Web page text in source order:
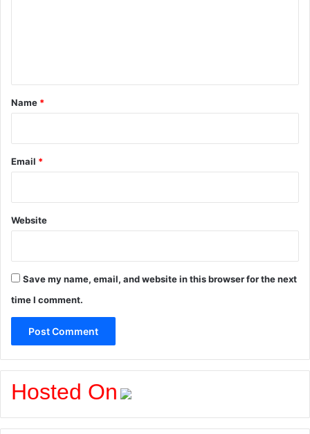
*
Name *
Email *
Website
Save my name, email, and website in this browser for the next
time I comment.
Hosted On